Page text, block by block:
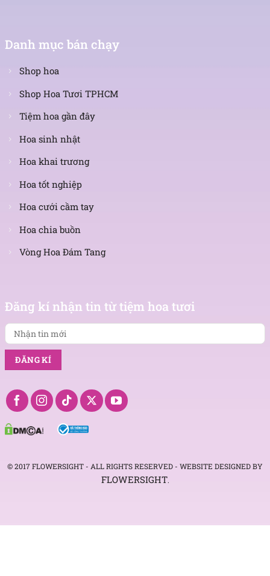
Danh mục bán chạy
Shop hoa
Shop Hoa Tươi TPHCM
Tiệm hoa gần đây
Hoa sinh nhật
Hoa khai trương
Hoa tốt nghiệp
Hoa cưới cầm tay
Hoa chia buồn
Vòng Hoa Đám Tang
Đăng kí nhận tin từ tiệm hoa tươi
tin
mới
© 2017 FLOWERSIGHT - ALL RIGHTS RESERVED - WEBSITE DESIGNED BY
FLOWERSIGHT.